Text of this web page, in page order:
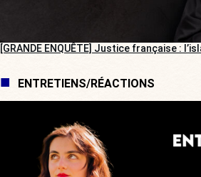
[GRANDE ENQUÊTE] Justice française :
ENTRETIENS/RÉACTIONS